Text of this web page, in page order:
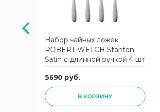
Набор чайных ложек
ROBERT WELCH Stanton
Satin с длинной ручкой 4 шт
матовая сталь STASA1025V/4
5690 руб.
В КОРЗИНУ